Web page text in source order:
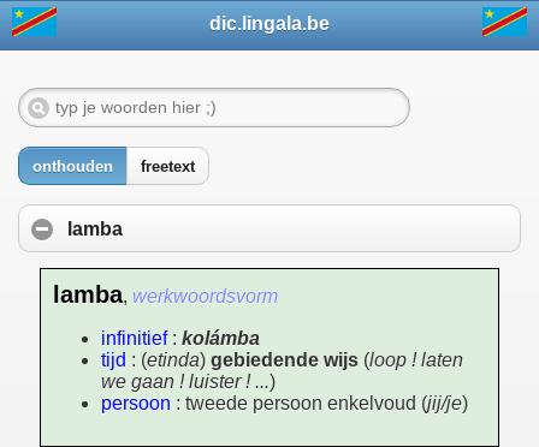
dic.lingala.be
onthouden freetext
lamba
lamba, werkwoordsvorm
infinitief: kolámba
tijd : (etinda) gebiedende wijs (loop ! laten
we gaan ! luister ! ...)
persoon : tweede persoon enkelvoud (jij/je)